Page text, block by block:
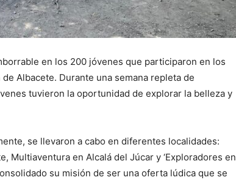
en los 200 jóvenes que participaron en los
Albacete. Durante una semana repleta de
tuvieron la oportunidad de explorar la belleza y
se llevaron a cabo en diferentes localidades:
Multiaventura en Alcalá del Júcar y ‘Exploradores en
su misión de ser una oferta lúdica que se